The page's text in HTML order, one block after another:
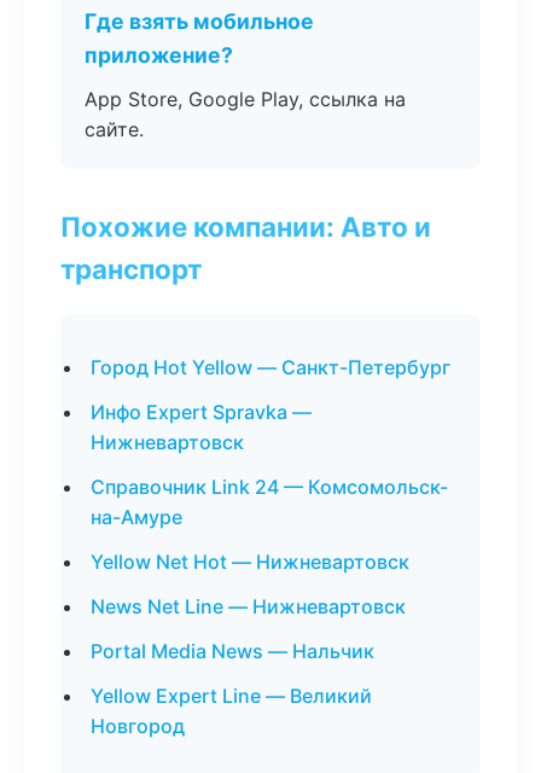
Где взять мобильное
приложение?
App Store, Google Play, ссылка на
сайте.
Похожие компании: Авто и
транспорт
Город Hot Yellow — Санкт-Петербург
Инфо Expert Spravka —
Нижневартовск
Справочник Link 24 — Комсомольск-
на-Амуре
Yellow Net Hot — Нижневартовск
News Net Line — Нижневартовск
Portal Media News — Нальчик
Yellow Expert Line — Великий
Новгород